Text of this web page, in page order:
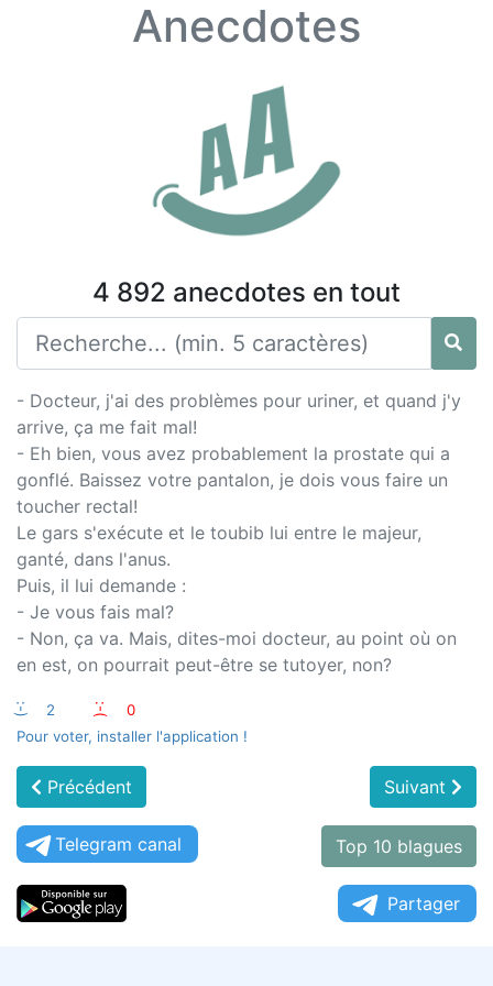
Anecdotes
4 892 anecdotes en tout
- Docteur, j'ai des problèmes pour uriner, et quand j'y
arrive, ça me fait mal!
- Eh bien, vous avez probablement la prostate qui a
gonflé. Baissez votre pantalon, je dois vous faire un
toucher rectal!
Le gars s'exécute et le toubib lui entre le majeur,
ganté, dans l'anus.
Puis, il lui demande :
- Je vous fais mal?
- Non, ça va. Mais, dites-moi docteur, au point où on
en est, on pourrait peut-être se tutoyer, non?
:-) 2 :-(
0
Pour voter, installer l'application !
Précédent Suivant
Telegram canal Top 10 blagues
Partager